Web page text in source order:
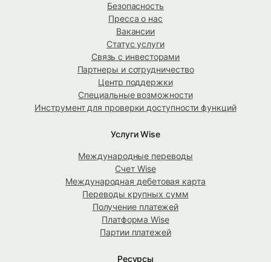
Безопасность
Пресса о нас
Вакансии
Статус услуги
Связь с инвесторами
Партнеры и сотрудничество
Центр поддержки
Специальные возможности
Инструмент для проверки доступности функций
Услуги Wise
Международные переводы
Счет Wise
Международная дебетовая карта
Переводы крупных сумм
Получение платежей
Платформа Wise
Партии платежей
Ресурсы